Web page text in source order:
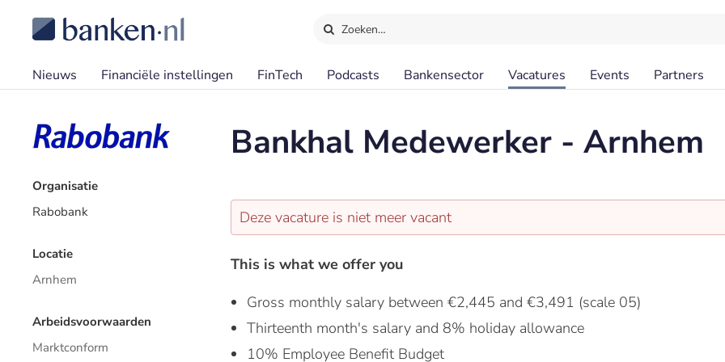
Zoeken…
Nieuws Financiële instellingen FinTech Podcasts Bankensector Vacatures Events Partners
Bankhal Medewerker - Arnhem
Organisatie
Rabobank
Locatie
Arnhem
Arbeidsvoorwaarden
Marktconform
Deze vacature is niet meer vacant
This is what we offer you
Gross monthly salary between €2,445 and €3,491 (scale 05)
Thirteenth month's salary and 8% holiday allowance
10% Employee Benefit Budget